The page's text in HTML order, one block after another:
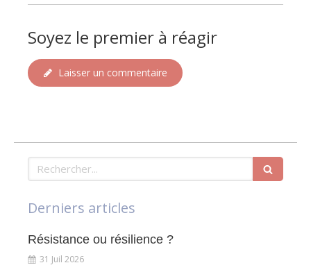
Soyez le premier à réagir
Laisser un commentaire
Rechercher
Derniers articles
Résistance ou résilience ?
31 Juil 2026